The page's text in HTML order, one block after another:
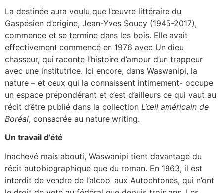
La destinée aura voulu que l’œuvre littéraire du
Gaspésien d’origine, Jean-Yves Soucy (1945-2017),
commence et se termine dans les bois. Elle avait
effectivement commencé en 1976 avec Un dieu
chasseur, qui raconte l’histoire d’amour d’un trappeur
avec une institutrice. Ici encore, dans Waswanipi, la
nature – et ceux qui la connaissent intimement- occupe
un espace prépondérant et c’est d’ailleurs ce qui vaut au
récit d’être publié dans la collection L’œil américain de
Boréal, consacrée au nature writing.
Un travail d’été
Inachevé mais abouti, Waswanipi tient davantage du
récit autobiographique que du roman. En 1963, il est
interdit de vendre de l’alcool aux Autochtones, qui n’ont